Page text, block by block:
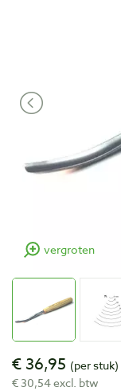
vergroten
€ 36,95 (per stuk)
€ 30,54 excl. btw